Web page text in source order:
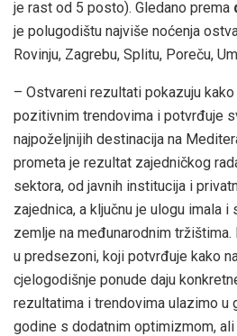
je rast od 5 posto). Gledano prema
je polugodištu najviše noćenja
Rovinju, Zagrebu, Splitu, Poreču,
– Ostvareni rezultati pokazuju
pozitivnim trendovima i potvrđuje
najpoželjnijih destinacija na
prometa je rezultat zajedničkog
sektora, od javnih institucija i
zajednica, a ključnu je ulogu imala i
zemlje na međunarodnim
u predsezoni, koji potvrđuje kako
cjelogodišnje ponude daju
rezultatima i trendovima ulazimo u
godine s dodatnim optimizmom,